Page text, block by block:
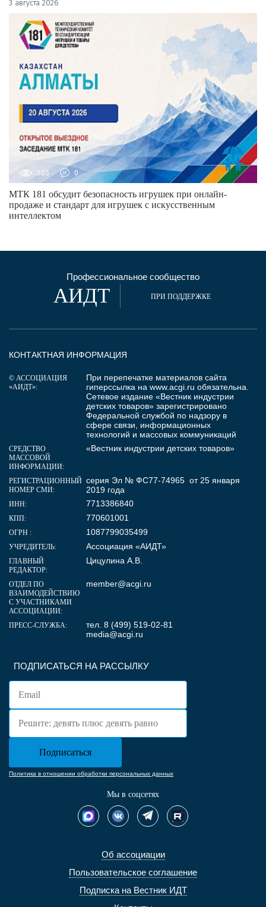
3 августа 2026
105 0
МТК 181 обсудит безопасность игрушек при онлайн-
продаже и стандарт для игрушек с искусственным
интеллектом
Профессиональное сообщество
АИДТ ПРИ ПОДДЕРЖКЕ
Об ассоциации
Пользовательское соглашение
Подписка на Вестник ИДТ
ПОДПИСАТЬСЯ НА РАССЫЛКУ
Политика в отношении обработки персональных данных
Мы в соцсетях
КОНТАКТНАЯ ИНФОРМАЦИЯ
© АССОЦИАЦИЯ
«АИДТ»:
При перепечатке материалов сайта
гиперссылка на www.acgi.ru обязательна.
Сетевое издание «Вестник индустрии
детских товаров» зарегистрировано
Федеральной службой по надзору в
сфере связи, информационных
технологий и массовых коммуникаций
СРЕДСТВО
МАССОВОЙ
ИНФОРМАЦИИ:
«Вестник индустрии детских товаров»
РЕГИСТРАЦИОННЫЙ
НОМЕР СМИ:
серия Эл № ФС77-74965 от 25 января
2019 года
ИНН: 7713386840
КПП: 770601001
ОГРН : 1087799035499
УЧРЕДИТЕЛЬ: Ассоциация «АИДТ»
ГЛАВНЫЙ
РЕДАКТОР:
Цицулина А.В.
ОТДЕЛ ПО
ВЗАИМОДЕЙСТВИЮ
С УЧАСТНИКАМИ
АССОЦИАЦИИ:
member@acgi.ru
ПРЕСС-СЛУЖБА:
тел. 8 (499) 519-02-81
media@acgi.ru